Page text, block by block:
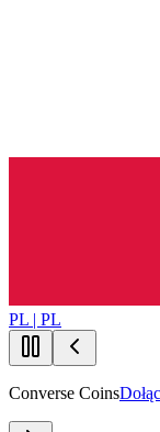
PL | PL
Converse Coins